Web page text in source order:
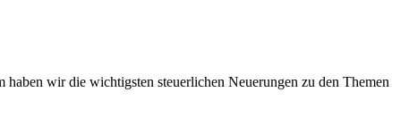
haben wir die wichtigsten steuerlichen Neuerungen zu den Themen